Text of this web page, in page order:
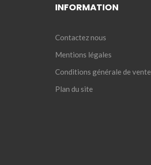
INFORMATION
Contactez nous
Mentions légales
Conditions générale de vente
Plan du site